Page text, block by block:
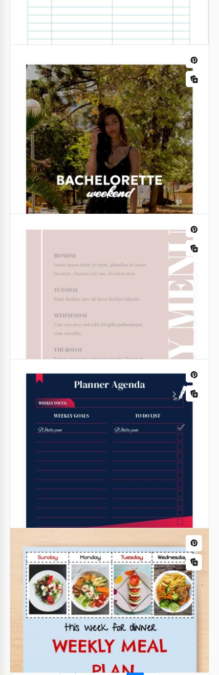
Modèle de planificateur de Pâques
Google Docs
Menu quotidien
Rendez votre menu quotidien spécial. Oubliez les
designs de menu standards et présentez à vos
clients quelque chose de beau.
Google Docs